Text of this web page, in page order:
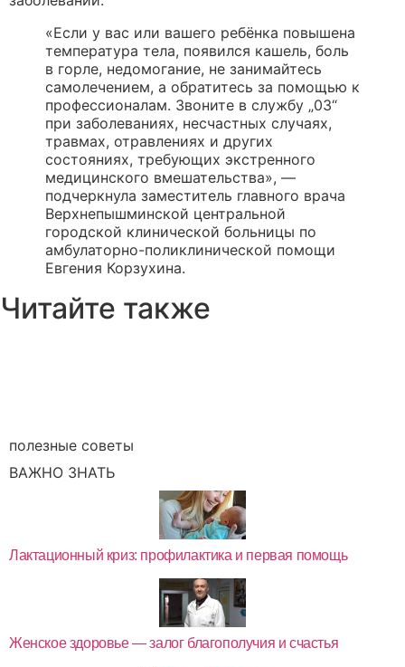
«Если у вас или вашего ребёнка повышена
температура тела, появился кашель, боль
в горле, недомогание, не занимайтесь
самолечением, а обратитесь за помощью к
профессионалам. Звоните в службу „03“
при заболеваниях, несчастных случаях,
травмах, отравлениях и других
состояниях, требующих экстренного
медицинского вмешательства», —
подчеркнула заместитель главного врача
Верхнепышминской центральной
городской клинической больницы по
амбулаторно-поликлинической помощи
Евгения Корзухина.
Читайте также
полезные советы
ВАЖНО ЗНАТЬ
Лактационный криз: профилактика и первая помощь
Женское здоровье — залог благополучия и счастья